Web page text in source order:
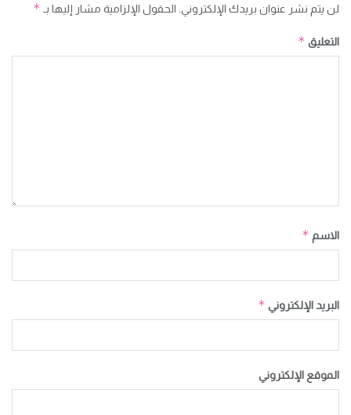
لن يتم نشر عنوان بريدك الإلكتروني. الحقول الإلزامية مشار إليها بـ *
التعليق *
الاسم *
البريد الإلكتروني *
الموقع الإلكتروني